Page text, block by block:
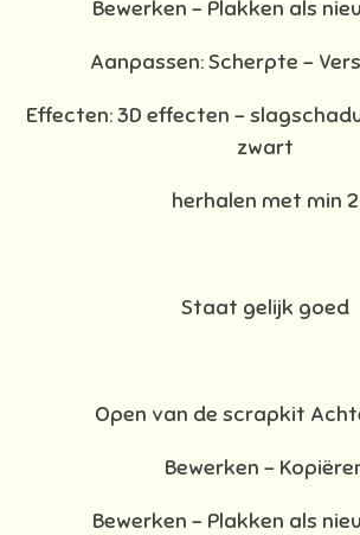
Bewerken - Plakken als
Aanpassen: Scherpte –
Effecten: 3D effecten -
zwart
herhalen met min 2
Staat gelijk goed
Open van de scrapkit
Bewerken –
Bewerken - Plakken als